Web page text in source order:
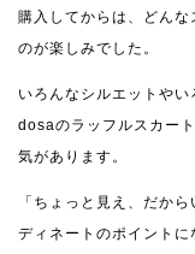
購入してからは、どん
のが楽しみでした。
いろんなシルエットや
dosaのラッフルスカー
気があります。
「ちょっと見え、だか
ディネートのポイント